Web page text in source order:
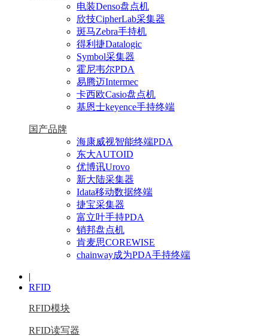
电装Denso盘点机
欣技CipherLab采集器
斑马Zebra手持机
得利捷Datalogic
Symbol采集器
霍尼韦尔PDA
易腾迈Intermec
卡西欧Casio盘点机
基恩士keyence手持终端
国产品牌
海康威视智能终端PDA
东大AUTOID
优博讯Urovo
新大陆采集器
Idata移动数据终端
捷宝采集器
富立叶手持PDA
销邦盘点机
肯麦思COREWISE
chainway成为PDA手持终端
|
RFID
RFID模块
RFID读写器